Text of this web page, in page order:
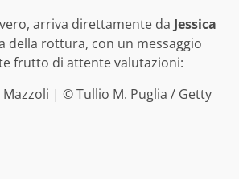
arriva direttamente da Jessica
della rottura, con un messaggio
frutto di attente valutazioni:
Mazzoli | © Tullio M. Puglia / Getty